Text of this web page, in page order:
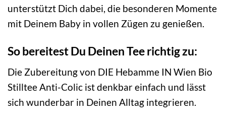
unterstützt Dich dabei, die besonderen Momente
mit Deinem Baby in vollen Zügen zu genießen.
So bereitest Du Deinen Tee richtig zu:
Die Zubereitung von DIE Hebamme IN Wien Bio
Stilltee Anti-Colic ist denkbar einfach und lässt
sich wunderbar in Deinen Alltag integrieren.